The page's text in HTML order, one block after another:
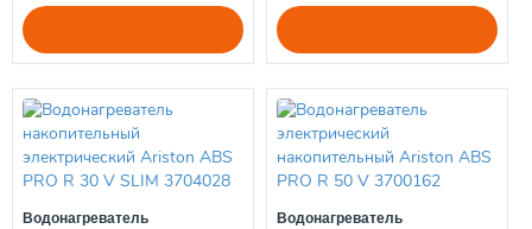
Водонагреватель
Водонагреватель